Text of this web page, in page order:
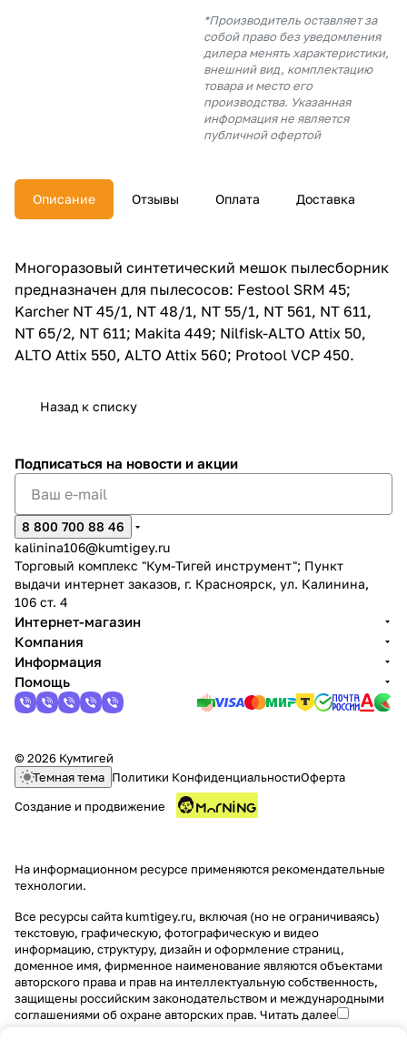
*Производитель оставляет за
собой право без уведомления
дилера менять характеристики,
внешний вид, комплектацию
товара и место его
производства. Указанная
информация не является
публичной офертой
Описание Отзывы Оплата Доставка
Многоразовый синтетический мешок пылесборник
предназначен для пылесосов: Festool SRM 45;
Karcher NT 45/1, NT 48/1, NT 55/1, NT 561, NT 611,
NT 65/2, NT 611; Makita 449; Nilfisk-ALTO Attix 50,
ALTO Attix 550, ALTO Attix 560; Protool VCP 450.
Назад к списку
Подписаться на новости и акции
8 800 700 88 46
kalinina106@kumtigey.ru
Торговый комплекс "Кум-Тигей инструмент"; Пункт
выдачи интернет заказов, г. Красноярск, ул. Калинина,
106 ст. 4
Интернет-магазин
Компания
Информация
Помощь
© 2026 Кумтигей
Темная тема Политики КонфиденциальностиОферта
Создание и продвижение
На информационном ресурсе применяются рекомендательные
технологии.
Все ресурсы сайта kumtigey.ru, включая (но не ограничиваясь)
текстовую, графическую, фотографическую и видео
информацию, структуру, дизайн и оформление страниц,
доменное имя, фирменное наименование являются объектами
авторского права и прав на интеллектуальную собственность,
защищены российским законодательством и международными
соглашениями об охране авторских прав. Читать далее
выбранный способом
% будут
с вашей карты
каждые 2 недели
Подробнее
25
недели
раз в 2 недели
Остались вопросы?
8 800 302-02-51